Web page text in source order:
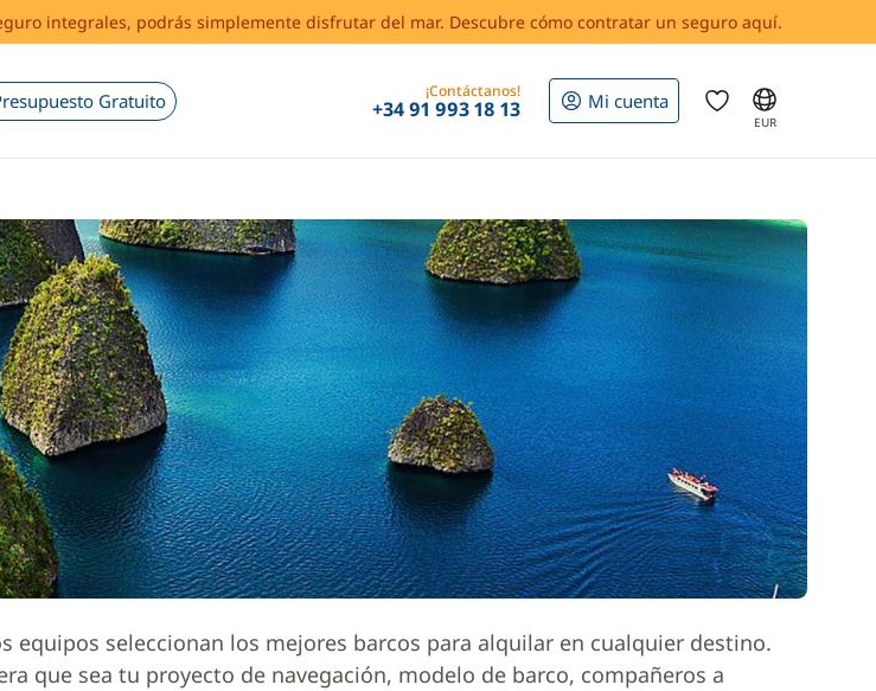
integrales, podrás simplemente disfrutar del mar. Descubre cómo contratar un seguro aquí.
Gratuito ¡Contáctanos!
+34 91 993 18 13 Mi cuenta
EUR
equipos seleccionan los mejores barcos para alquilar en cualquier destino.
que sea tu proyecto de navegación, modelo de barco, compañeros a